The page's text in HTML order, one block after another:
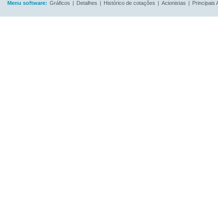
Menu software: Gráficos | Detalhes | Histórico de cotações | Acionistas | Principais